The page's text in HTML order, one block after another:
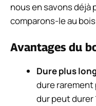
nous en savons déjà
comparons-le au
Avantages du
Dure plus
dure rarement
dur peut durer